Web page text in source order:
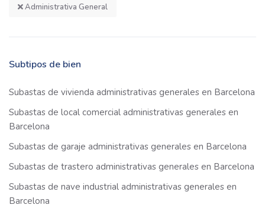
Administrativa General
Subtipos de bien
Subastas de vivienda administrativas generales en Barcelona
Subastas de local comercial administrativas generales en
Barcelona
Subastas de garaje administrativas generales en Barcelona
Subastas de trastero administrativas generales en Barcelona
Subastas de nave industrial administrativas generales en
Barcelona